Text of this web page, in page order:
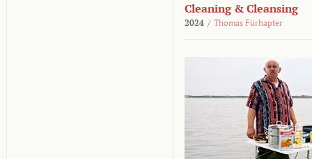
Cleaning & Cleansing
2024 / Thomas Fürhapter